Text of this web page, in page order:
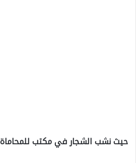
حيث نشب الشجار في مكتب للمحاماة